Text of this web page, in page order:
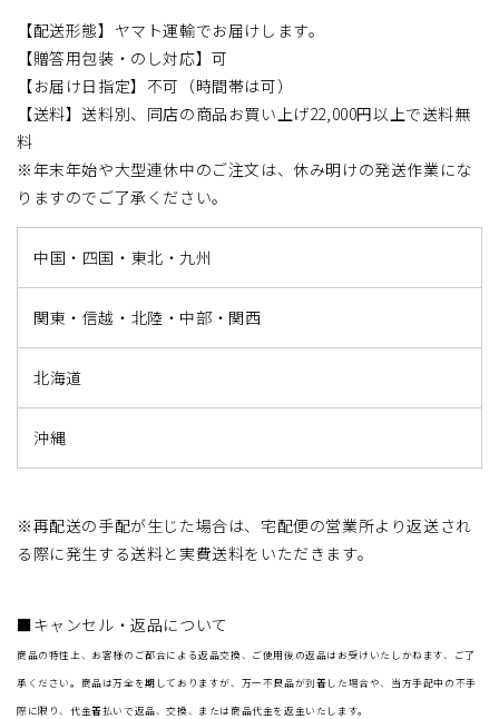
【配送形態】ヤマト運輸でお届けします。
【贈答用包装・のし対応】可
【お届け日指定】不可（時間帯は可）
【送料】送料別、同店の商品お買い上げ22,000円以上で送料無
料
※年末年始や大型連休中のご注文は、休み明けの発送作業にな
りますのでご了承ください。
中国・四国・東北・九州
関東・信越・北陸・中部・関西
北海道
沖縄
※再配送の手配が生じた場合は、宅配便の営業所より返送され
る際に発生する送料と実費送料をいただきます。
■キャンセル・返品について
商品の特性上、お客様のご都合による返品交換、ご使用後の返品はお受けいたしかねます、ご了
承ください。商品は万全を期しておりますが、万一不良品が到着した場合や、当方手配中の不手
際に限り、代金着払いで返品、交換、または商品代金を返金いたします。